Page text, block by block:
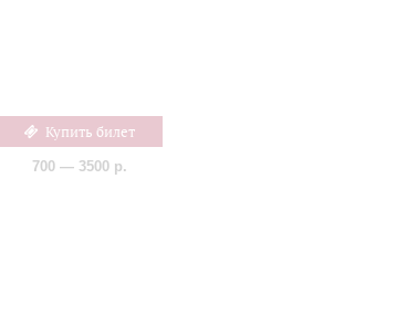
Купить билет
700 — 3500 р.